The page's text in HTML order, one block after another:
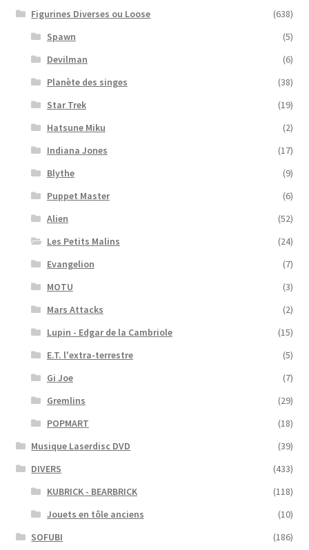
Figurines Diverses ou Loose
(638)
Spawn
(5)
Devilman
(6)
Planète des singes
(38)
Star Trek
(19)
Hatsune Miku
(2)
Indiana Jones
(17)
Blythe
(9)
Puppet Master
(6)
Alien
(52)
Les Petits Malins
(24)
Evangelion
(7)
MOTU
(3)
Mars Attacks
(2)
Lupin - Edgar de la Cambriole
(15)
E.T. l'extra-terrestre
(5)
Gi Joe
(7)
Gremlins
(29)
POPMART
(18)
Musique Laserdisc DVD
(39)
DIVERS
(433)
KUBRICK - BEARBRICK
(118)
Jouets en tôle anciens
(10)
SOFUBI
(186)